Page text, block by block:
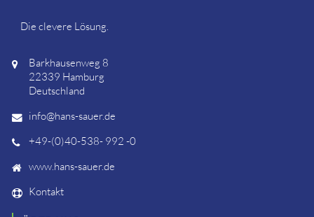
Die clevere Lösung.
Barkhausenweg 8
22339 Hamburg
Deutschland
info@hans-sauer.de
+49-(0)40-538- 992 -0
www.hans-sauer.de
Kontakt